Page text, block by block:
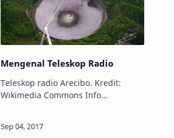
Mengenal Teleskop Radio
Teleskop radio Arecibo. Kredit:
Wikimedia Commons Info
cermin atau lensa, para astronom